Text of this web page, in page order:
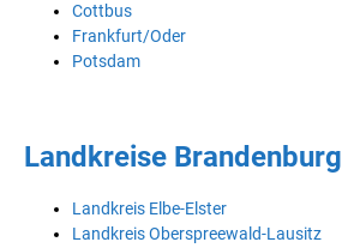
Cottbus
Frankfurt/Oder
Potsdam
Landkreise Brandenburg
Landkreis Elbe-Elster
Landkreis Oberspreewald-Lausitz